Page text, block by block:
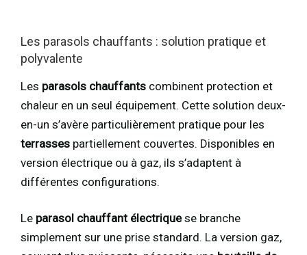
Les parasols chauffants : solution pratique et
polyvalente
Les parasols chauffants combinent protection et
chaleur en un seul équipement. Cette solution deux-
en-un s’avère particulièrement pratique pour les
terrasses partiellement couvertes. Disponibles en
version électrique ou à gaz, ils s’adaptent à
différentes configurations.
Le parasol chauffant électriquese branche
simplement sur une prise standard. La version gaz,